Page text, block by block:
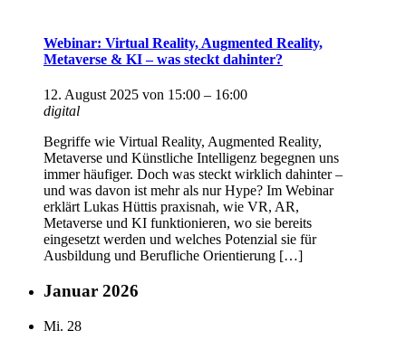
Webinar: Virtual Reality, Augmented Reality,
Metaverse & KI – was steckt dahinter?
12. August 2025 von 15:00 – 16:00
digital
Begriffe wie Virtual Reality, Augmented Reality,
Metaverse und Künstliche Intelligenz begegnen uns
immer häufiger. Doch was steckt wirklich dahinter –
und was davon ist mehr als nur Hype? Im Webinar
erklärt Lukas Hüttis praxisnah, wie VR, AR,
Metaverse und KI funktionieren, wo sie bereits
eingesetzt werden und welches Potenzial sie für
Ausbildung und Berufliche Orientierung […]
Januar 2026
Mi. 28